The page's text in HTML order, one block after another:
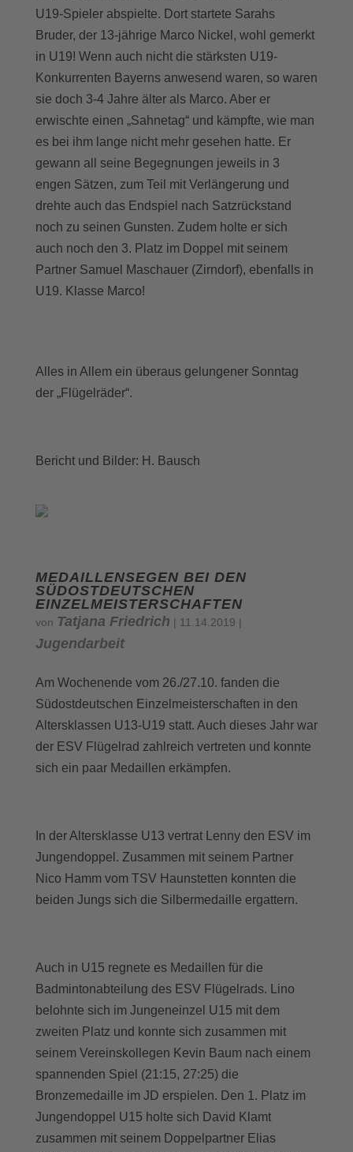
U19-Spieler abspielte. Dort startete Sarahs
Bruder, der 13-jährige Marco Nickel, wohl gemerkt
in U19! Wenn auch nicht die stärksten U19-
Konkurrenten Bayerns anwesend waren, so waren
sie doch 3-4 Jahre älter als Marco. Aber er
erwischte einen „Sahnetag“ und kämpfte, wie man
es bei ihm lange nicht mehr gesehen hatte. Er
gewann all seine Begegnungen jeweils in 3
engen Sätzen, zum Teil mit Verlängerung und
drehte auch das Endspiel nach Satzrückstand
noch zu seinen Gunsten. Zudem holte er sich
auch noch den 3. Platz im Doppel mit seinem
Partner Samuel Maschauer (Zirndorf), ebenfalls in
U19. Klasse Marco!
Alles in Allem ein überaus gelungener Sonntag
der „Flügelräder“.
Bericht und Bilder: H. Bausch
MEDAILLENSEGEN BEI DEN
SÜDOSTDEUTSCHEN
EINZELMEISTERSCHAFTEN
von Tatjana Friedrich | 11.14.2019 |
Jugendarbeit
Am Wochenende vom 26./27.10. fanden die
Südostdeutschen Einzelmeisterschaften in den
Altersklassen U13-U19 statt. Auch dieses Jahr war
der ESV Flügelrad zahlreich vertreten und konnte
sich ein paar Medaillen erkämpfen.
In der Altersklasse U13 vertrat Lenny den ESV im
Jungendoppel. Zusammen mit seinem Partner
Nico Hamm vom TSV Haunstetten konnten die
beiden Jungs sich die Silbermedaille ergattern.
Auch in U15 regnete es Medaillen für die
Badmintonabteilung des ESV Flügelrads. Lino
belohnte sich im Jungeneinzel U15 mit dem
zweiten Platz und konnte sich zusammen mit
seinem Vereinskollegen Kevin Baum nach einem
spannenden Spiel (21:15, 27:25) die
Bronzemedaille im JD erspielen. Den 1. Platz im
Jungendoppel U15 holte sich David Klamt
zusammen mit seinem Doppelpartner Elias